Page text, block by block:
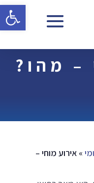
– מהו?
» אירוע מוחי –